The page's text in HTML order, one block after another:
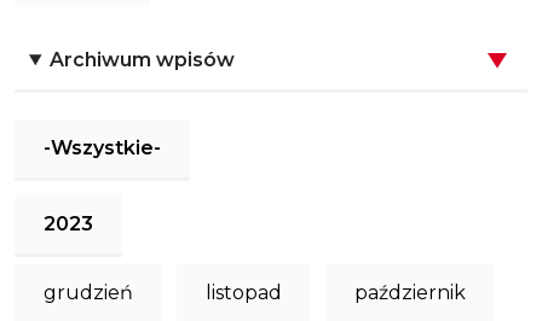
Archiwum wpisów
-Wszystkie-
2023
grudzień listopad październik